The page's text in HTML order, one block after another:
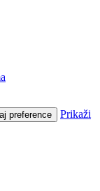
preference
Prikaži